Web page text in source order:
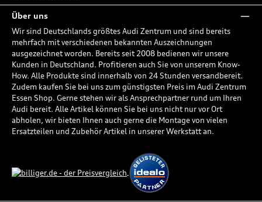
Über uns
Wir sind Deutschlands größtes Audi Zentrum und sind bereits
mehrfach mit verschiedenen bekannten Auszeichnungen
ausgezeichnet worden. Bereits seit 2008 bedienen wir unsere
Kunden in Deutschland. Profitieren auch Sie von unserem Know-
How. Alle Produkte sind innerhalb von 24 Stunden versandbereit.
Zudem kaufen Sie bei uns zum günstigsten Preis im Audi Zentrum
Essen Shop. Gerne stehen wir als Ansprechpartner rund um Ihren
Audi bereit. Alle Artikel können Sie bei uns nicht nur vor Ort
abholen, wir bieten Ihnen auch gerne die Montage von vielen
Ersatzteilen und Zubehör Artikel in unserer Werkstatt an.